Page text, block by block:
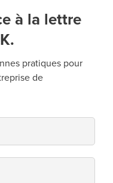
à la lettre
pratiques pour
de